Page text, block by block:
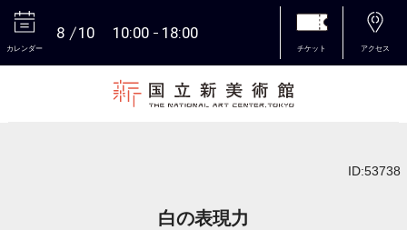
カレンダー
8 10 10:00 18:00
チケット アクセス
ID:53738
白の表現力